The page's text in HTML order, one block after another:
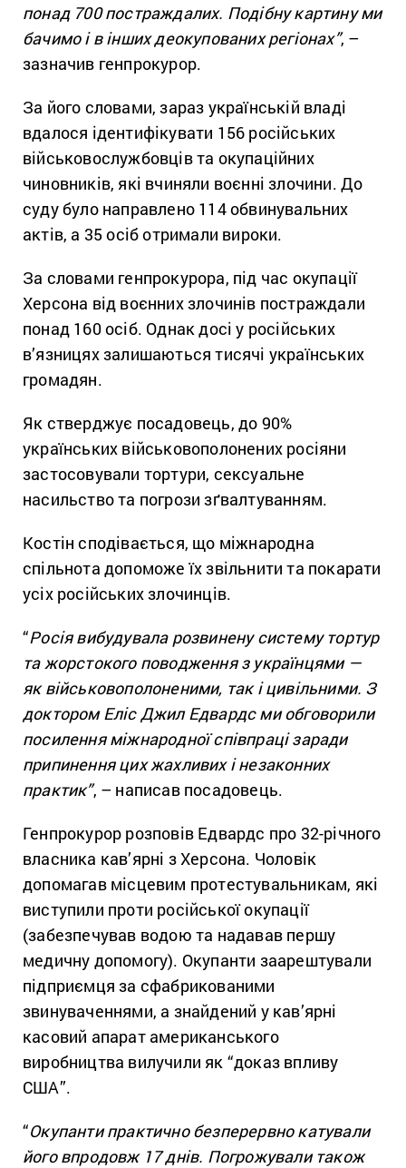
понад 700 постраждалих. Подібну картину ми
бачимо і в інших деокупованих регіонах”, –
зазначив генпрокурор.
За його словами, зараз українській владі
вдалося ідентифікувати 156 російських
військовослужбовців та окупаційних
чиновників, які вчиняли воєнні злочини. До
суду було направлено 114 обвинувальних
актів, а 35 осіб отримали вироки.
За словами генпрокурора, під час окупації
Херсона від воєнних злочинів постраждали
понад 160 осіб. Однак досі у російських
в’язницях залишаються тисячі українських
громадян.
Як стверджує посадовець, до 90%
українських військовополонених росіяни
застосовували тортури, сексуальне
насильство та погрози зґвалтуванням.
Костін сподівається, що міжнародна
спільнота допоможе їх звільнити та покарати
усіх російських злочинців.
“Росія вибудувала розвинену систему тортур
та жорстокого поводження з українцями —
як військовополоненими, так і цивільними. З
доктором Еліс Джил Едвардсми обговорили
посилення міжнародної співпраці заради
припинення цих жахливих і незаконних
практик”, – написав посадовець.
Генпрокурор розповів Едвардс про 32-річного
власника кав’ярні з Херсона. Чоловік
допомагав місцевим протестувальникам, які
виступили проти російської окупації
(забезпечував водою та надавав першу
медичну допомогу). Окупанти заарештували
підприємця за сфабрикованими
звинуваченнями, а знайдений у кав’ярні
касовий апарат американського
виробництва вилучили як “доказ впливу
США”.
“Окупанти практично безперервно катували
його впродовж 17 днів. Погрожували також